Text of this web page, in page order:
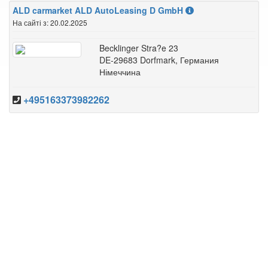
ALD carmarket ALD AutoLeasing D GmbH
На сайті з: 20.02.2025
Becklinger Stra?e 23
DE-29683 Dorfmark, Германия
Німеччина
+495163373982262